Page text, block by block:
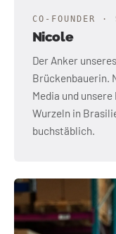
CO-FOUNDER
Nicole
Der Anker
Brückenbauerin.
Media und
Wurzeln in
buchstäblich.